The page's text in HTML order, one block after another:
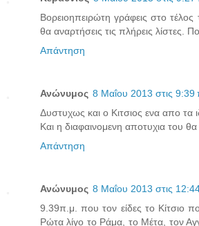
Βορειοηπειρώτη γράφεις στο τέλος
θα αναρτήσεις τις πλήρεις λίστες.
Απάντηση
Ανώνυμος 8 Μαΐου 2013 στις 9:39
Δυστυχως και ο Κιτσιος ενα απο τα
Και η διαφαινομενη αποτυχια του θα
Απάντηση
Ανώνυμος 8 Μαΐου 2013 στις
9.39π.μ. που τον είδες το Κίτσιο
Ρώτα λίγο το Ράμα, το Μέτα, τον